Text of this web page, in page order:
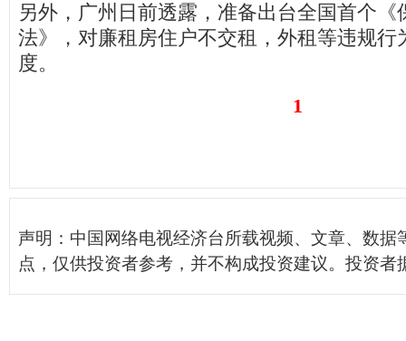
另外，广州日前透露，准备出台全国首个《
法》，对廉租房住户不交租，外租等违规行
度。
1
声明：中国网络电视经济台所载视频、文章、数据
点，仅供投资者参考，并不构成投资建议。投资者